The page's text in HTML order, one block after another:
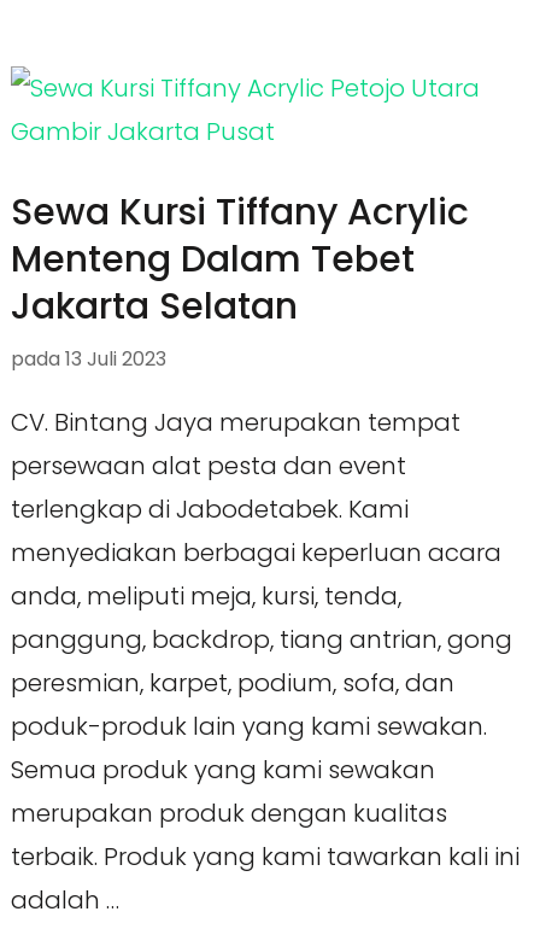
Sewa Kursi Tiffany Acrylic
Menteng Dalam Tebet
Jakarta Selatan
pada 13 Juli 2023
CV. Bintang Jaya merupakan tempat
persewaan alat pesta dan event
terlengkap di Jabodetabek. Kami
menyediakan berbagai keperluan acara
anda, meliputi meja, kursi, tenda,
panggung, backdrop, tiang antrian, gong
peresmian, karpet, podium, sofa, dan
poduk-produk lain yang kami sewakan.
Semua produk yang kami sewakan
merupakan produk dengan kualitas
terbaik. Produk yang kami tawarkan kali ini
adalah …